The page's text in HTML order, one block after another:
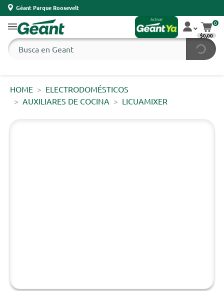
Géant Parque Roosevelt
0
$0,00
HOME
ELECTRODOMÉSTICOS
AUXILIARES DE COCINA
LICUAMIXER